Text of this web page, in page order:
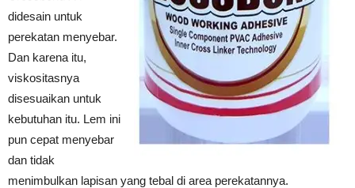
didesain untuk
perekatan menyebar.
Dan karena itu,
viskositasnya
disesuaikan untuk
kebutuhan itu. Lem ini
pun cepat menyebar
dan tidak
menimbulkan lapisan yang tebal di area perekatannya.